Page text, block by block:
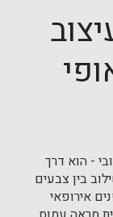
- הוא דרך
בין צבעים
אירופאי